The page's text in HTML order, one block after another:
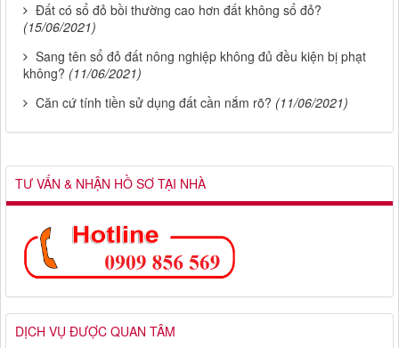
Đất có sổ đỏ bồi thường cao hơn đất không sổ đỏ?
(15/06/2021)
Sang tên sổ đỏ đất nông nghiệp không đủ đều kiện bị phạt
không? (11/06/2021)
Căn cứ tính tiền sử dụng đất cần nắm rõ? (11/06/2021)
TƯ VẤN & NHẬN HỒ SƠ TẠI NHÀ
DỊCH VỤ ĐƯỢC QUAN TÂM